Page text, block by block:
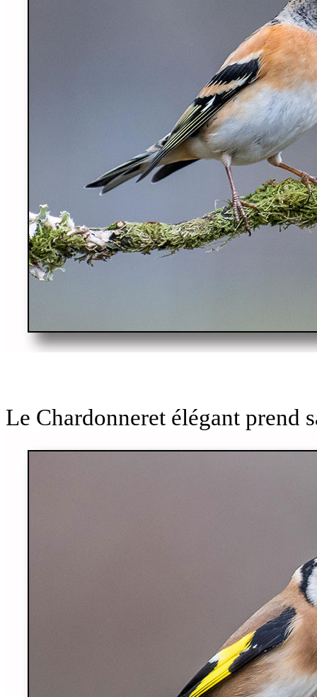
Le Chardonneret élégant prend